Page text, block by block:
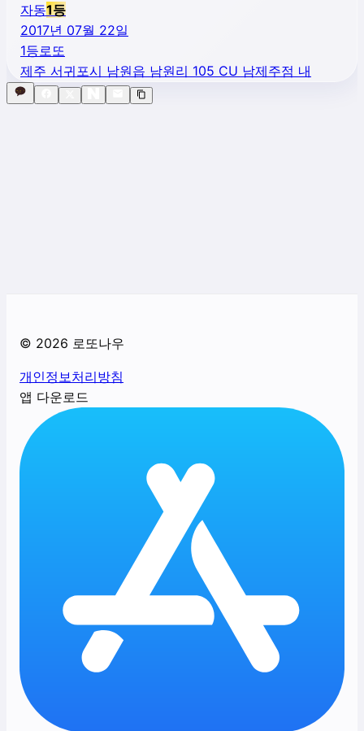
자동1등
2017년 07월 22일
1등로또
제주 서귀포시 남원읍 남원리 105 CU 남제주점 내
© 2026 로또나우
개인정보처리방침
앱 다운로드